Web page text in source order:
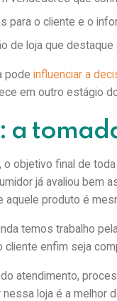
para o cliente e o
de loja que
pode influenciar a
em outro estágio
a
o objetivo final de
já avaliou bem
produto é
temos trabalho
enfim seja
atendimento,
loja é a